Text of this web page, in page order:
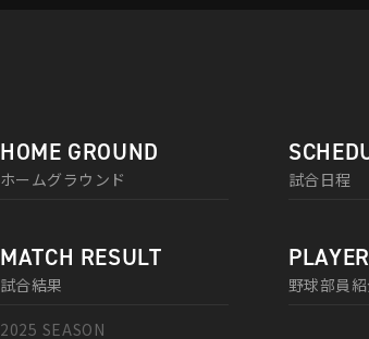
HOME GROUND
ホームグラウンド
MATCH RESULT
試合結果
2025 SEASON
試合日程
PLAYER
野球部員